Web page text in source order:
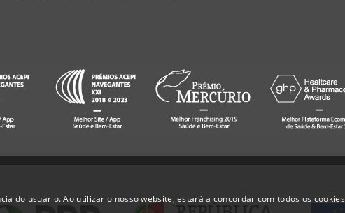
do usuário. Ao utilizar o nosso website, estará a concordar com todos os cookies